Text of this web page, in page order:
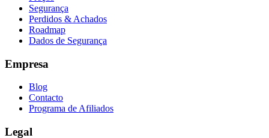
Segurança
Perdidos & Achados
Roadmap
Dados de Segurança
Empresa
Blog
Contacto
Programa de Afiliados
Legal